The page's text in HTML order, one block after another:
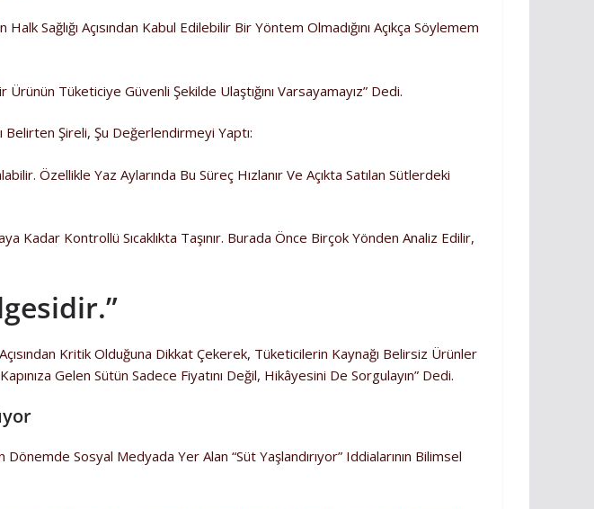
Sağlığı Açısından Kabul Edilebilir Bir Yöntem Olmadığını Açıkça Söylemem
Tüketiciye Güvenli Şekilde Ulaştığını Varsayamayız” Dedi.
Belirten Şireli, Şu Değerlendirmeyi Yaptı:
Özellikle Yaz Aylarında Bu Süreç Hızlanır Ve Açıkta Satılan Sütlerdeki
Kadar Kontrollü Sıcaklıkta Taşınır. Burada Önce Birçok Yönden Analiz Edilir,
Kritik Olduğuna Dikkat Çekerek, Tüketicilerin Kaynağı Belirsiz Ürünler
Gelen Sütün Sadece Fiyatını Değil, Hikâyesini De Sorgulayın” Dedi.
Sosyal Medyada Yer Alan “süt Yaşlandırıyor” Iddialarının Bilimsel